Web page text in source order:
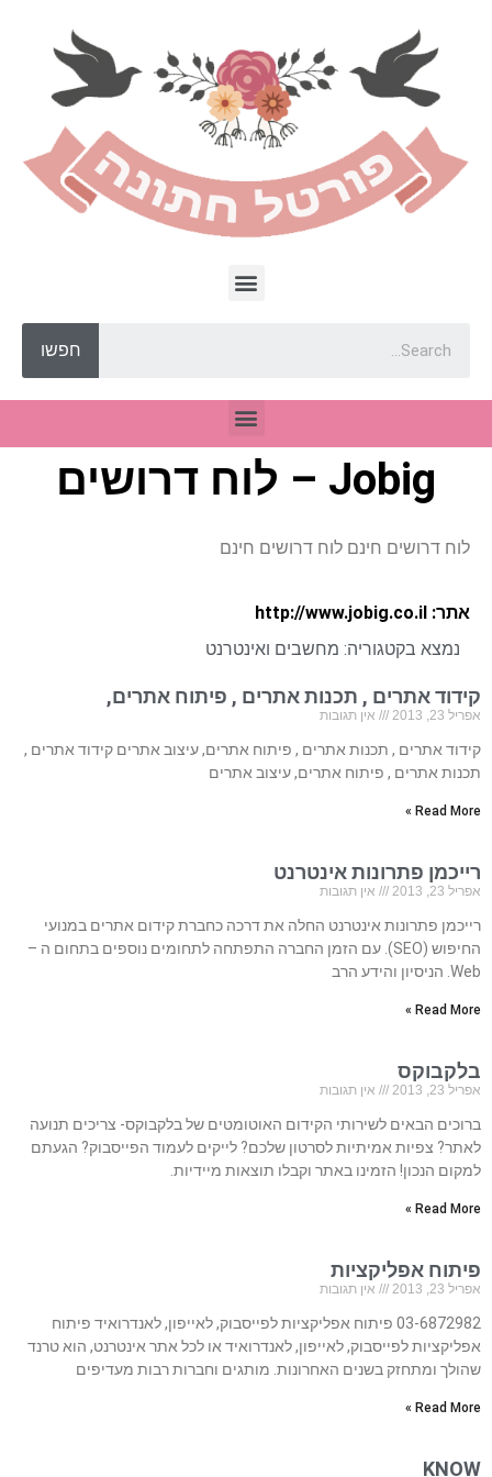
חפשו
Jobig – לוח דרושים
לוח דרושים חינם לוח דרושים חינם
אתר: http://www.jobig.co.il
נמצא בקטגוריה: מחשבים ואינטרנט
קידוד אתרים , תכנות אתרים , פיתוח אתרים,
אפריל 23, 2013 אין תגובות
קידוד אתרים , תכנות אתרים , פיתוח אתרים, עיצוב אתרים קידוד אתרים ,
תכנות אתרים , פיתוח אתרים, עיצוב אתרים
Read More »
רייכמן פתרונות אינטרנט
אפריל 23, 2013 אין תגובות
רייכמן פתרונות אינטרנט החלה את דרכה כחברת קידום אתרים במנועי
החיפוש (SEO). עם הזמן החברה התפתחה לתחומים נוספים בתחום ה –
Web. הניסיון והידע הרב
Read More »
בלקבוקס
אפריל 23, 2013 אין תגובות
ברוכים הבאים לשירותי הקידום האוטומטים של בלקבוקס- צריכים תנועה
לאתר? צפיות אמיתיות לסרטון שלכם? לייקים לעמוד הפייסבוק? הגעתם
למקום הנכון! הזמינו באתר וקבלו תוצאות מיידיות.
Read More »
פיתוח אפליקציות
אפריל 23, 2013 אין תגובות
03-6872982 פיתוח אפליקציות לפייסבוק, לאייפון, לאנדרואיד פיתוח
אפליקציות לפייסבוק, לאייפון, לאנדרואיד או לכל אתר אינטרנט, הוא טרנד
שהולך ומתחזק בשנים האחרונות. מותגים וחברות רבות מעדיפים
Read More »
KNOW